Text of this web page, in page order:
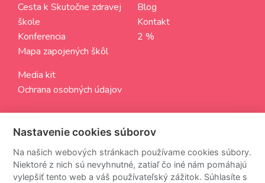
Cesta k Skutočne zdravej
škole
Konferencia
Mapa zapojených škôl
Blog
Kontakt
2 %
Media kit
Ochrana osobných údajov
Nastavenie cookies súborov
Na našich webových stránkach používame cookies súbory.
Niektoré z nich sú nevyhnutné, zatiaľ čo iné nám pomáhajú
vylepšiť tento web a váš používateľský zážitok. Súhlasíte s